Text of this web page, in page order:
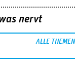
nervt
ALLE THEMEN